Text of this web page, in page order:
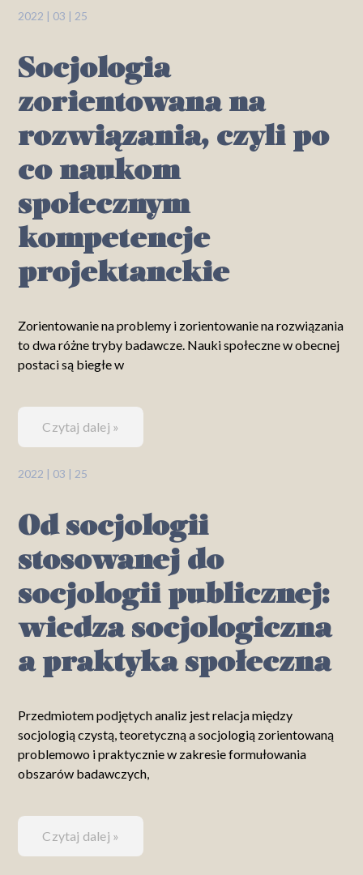
2022 | 03 | 25
Socjologia
zorientowana na
rozwiązania, czyli po
co naukom
społecznym
kompetencje
projektanckie
Zorientowanie na problemy i zorientowanie na rozwiązania
to dwa różne tryby badawcze. Nauki społeczne w obecnej
postaci są biegłe w
Czytaj dalej »
2022 | 03 | 25
Od socjologii
stosowanej do
socjologii publicznej:
wiedza socjologiczna
a praktyka społeczna
Przedmiotem podjętych analiz jest relacja między
socjologią czystą, teoretyczną a socjologią zorientowaną
problemowo i praktycznie w zakresie formułowania
obszarów badawczych,
Czytaj dalej »